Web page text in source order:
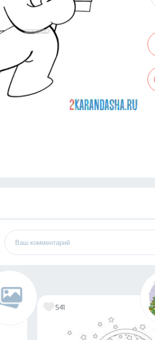
541